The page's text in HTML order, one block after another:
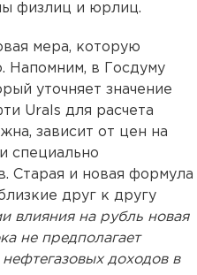
физлиц и юрлиц.
мера, которую
Напомним, в Госдуму
уточняет значение
Urals для расчета
зависит от цен на
специально
Старая и новая формула
друг к другу
влияния на рубль новая
не предполагает
доходов в